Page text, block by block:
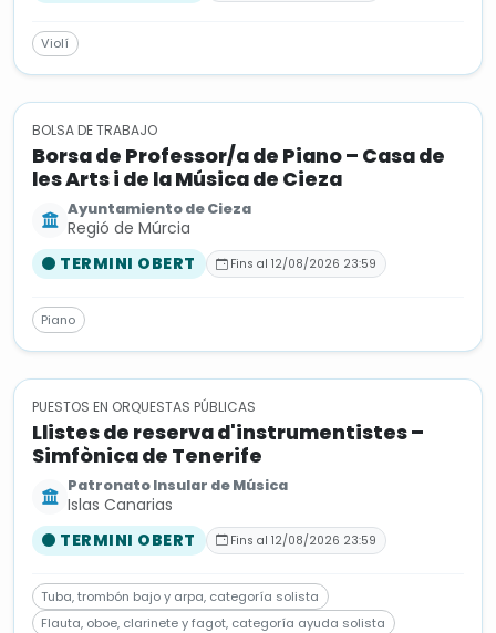
Violí
BOLSA DE TRABAJO
Borsa de Professor/a de Piano – Casa de
les Arts i de la Música de Cieza
Ayuntamiento de Cieza
Regió de Múrcia
TERMINI OBERT
Fins al 12/08/2026 23:59
Piano
PUESTOS EN ORQUESTAS PÚBLICAS
Llistes de reserva d'instrumentistes –
Simfònica de Tenerife
Patronato Insular de Música
Islas Canarias
TERMINI OBERT
Fins al 12/08/2026 23:59
Tuba, trombón bajo y arpa, categoría solista
Flauta, oboe, clarinete y fagot, categoría ayuda solista